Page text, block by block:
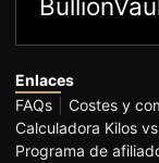
Enlaces
FAQs
Costes y
Calculadora Kilos
Programa de